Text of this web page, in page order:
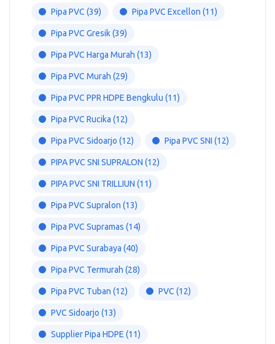
Pipa PVC (39) Pipa PVC Excellon (11)
Pipa PVC Gresik(39)
Pipa PVC Harga Murah (13)
Pipa PVC Murah (29)
Pipa PVC PPR HDPE Bengkulu (11)
Pipa PVC Rucika (12)
Pipa PVC Sidoarjo (12) Pipa PVC SNI (12)
PIPA PVC SNI SUPRALON (12)
PIPA PVC SNI TRILLIUN (11)
Pipa PVC Supralon (13)
Pipa PVC Supramas (14)
Pipa PVC Surabaya (40)
Pipa PVC Termurah (28)
Pipa PVC Tuban (12) PVC (12)
PVC Sidoarjo (13)
Supplier Pipa HDPE (11)